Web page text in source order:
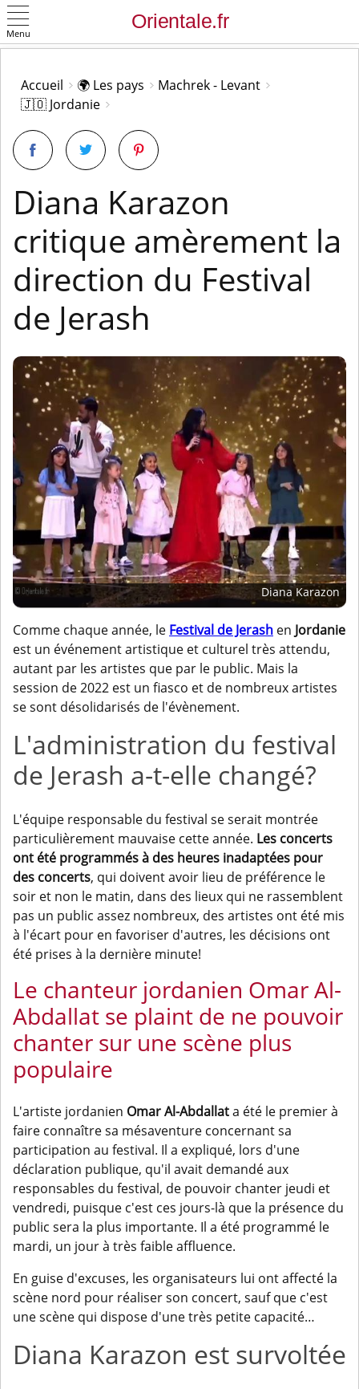
Menu
Accueil 🌍 Les pays
Machrek - Levant
🇯🇴 Jordanie
Diana Karazon
critique amèrement la
direction du Festival
de Jerash
Diana Karazon
Comme chaque année, le Festival de Jerash en Jordanie
est un événement artistique et culturel très attendu,
autant par les artistes que par le public. Mais la
session de 2022 est un fiasco et de nombreux artistes
se sont désolidarisés de l'évènement.
L'administration du festival
de Jerash a-t-elle changé?
L'équipe responsable du festival se serait montrée
particulièrement mauvaise cette année. Les concerts
ont été programmés à des heures inadaptées pour
des concerts, qui doivent avoir lieu de préférence le
soir et non le matin, dans des lieux qui ne rassemblent
pas un public assez nombreux, des artistes ont été mis
à l'écart pour en favoriser d'autres, les décisions ont
été prises à la dernière minute!
Le chanteur jordanien Omar Al-
Abdallat se plaint de ne pouvoir
chanter sur une scène plus
populaire
L'artiste jordanien Omar Al-Abdallata été le premier à
faire connaître sa mésaventure concernant sa
participation au festival. Il a expliqué, lors d'une
déclaration publique, qu'il avait demandé aux
responsables du festival, de pouvoir chanter jeudi et
vendredi, puisque c'est ces jours-là que la présence du
public sera la plus importante. Il a été programmé le
mardi, un jour à très faible affluence.
En guise d'excuses, les organisateurs lui ont affecté la
scène nord pour réaliser son concert, sauf que c'est
une scène qui dispose d'une très petite capacité…
Diana Karazon est survoltée